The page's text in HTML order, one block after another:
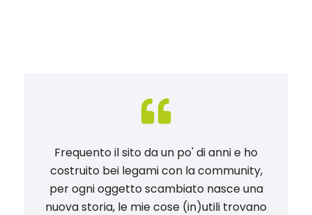
Frequento il sito da un po' di anni e ho
costruito bei legami con la community,
per ogni oggetto scambiato nasce una
nuova storia, le mie cose (in)utili trovano